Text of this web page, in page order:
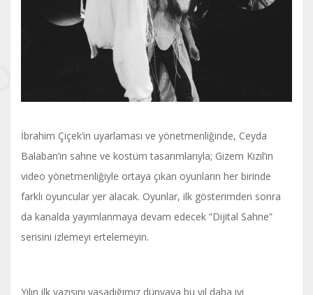
İbrahim Çiçek’in uyarlaması ve yönetmenliğinde, Ceyda
Balaban’ın sahne ve kostüm tasarımlarıyla; Gizem Kızıl’ın
video yönetmenliğiyle ortaya çıkan oyunların her birinde
farklı oyuncular yer alacak. Oyunlar, ilk gösterimden sonra
da kanalda yayımlanmaya devam edecek “Dijital Sahne”
serisini izlemeyi ertelemeyin.
Yılın ilk yazısını yaşadığımız dünyaya bu yıl daha iyi